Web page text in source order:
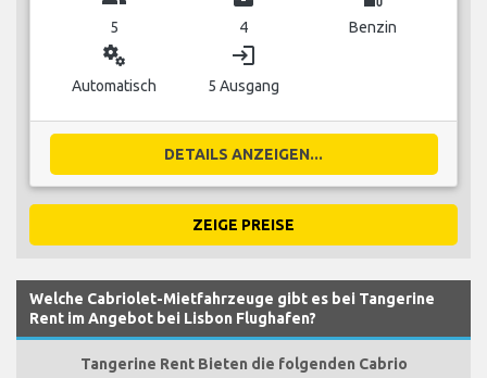
5 4 Benzin
miscellaneous_services
Automatisch
login
5 Ausgang
DETAILS ANZEIGEN...
ZEIGE PREISE
Welche Cabriolet-Mietfahrzeuge gibt es bei Tangerine
Rent im Angebot bei Lisbon Flughafen?
Tangerine Rent Bieten die folgenden Cabrio